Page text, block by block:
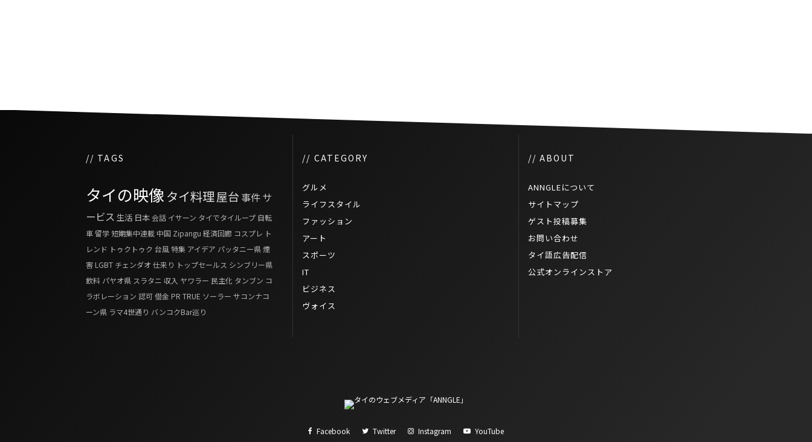
// TAGS
タイの映像 タイ料理屋台 事件サ
ービス 生活 日本会話 イサーン タイでタイループ 自転
車留学 短期集中連載 中国 Zipangu 経済回廊 コスプレ ト
レンド トゥクトゥク 台風特集 アイデア パッタニー県煙
害 LGBT チェンダオ 仕来り トップセールス シンブリー県
飲料 パヤオ県 スラタニ 収入 ヤワラー 民主化 タンブン コ
ラボレーション 認可借金 PR TRUE ソーラー サコンナコ
ーン県 ラマ4世通り バンコクBar巡り
// CATEGORY
グルメ
ライフスタイル
ファッション
アート
スポーツ
IT
ビジネス
ヴォイス
// ABOUT
ANNGLEについて
サイトマップ
ゲスト投稿募集
お問い合わせ
タイ語広告配信
公式オンラインストア
Facebook Twitter Instagram YouTube